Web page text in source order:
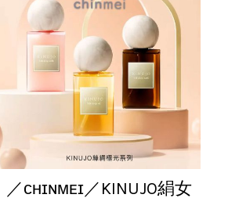
／ᴄʜɪɴᴍᴇɪ／KINUJO絹女